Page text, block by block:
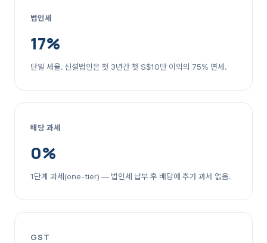
법인세
17%
단일 세율. 신설법인은 첫 3년간 첫 S$10만 이익의 75% 면세.
배당 과세
0%
1단계 과세(one-tier) — 법인세 납부 후 배당에 추가 과세 없음.
GST